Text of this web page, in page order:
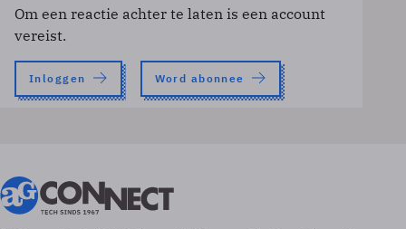
Om een reactie achter te laten is een account
vereist.
Inloggen Word abonnee